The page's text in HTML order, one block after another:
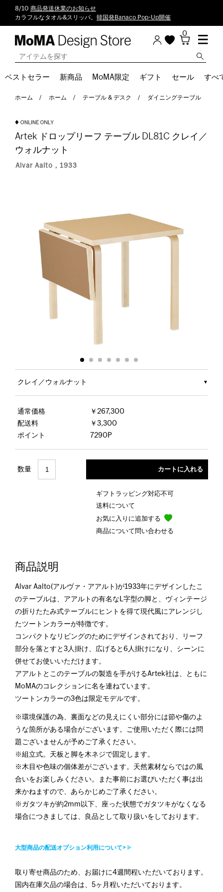
8/10 商品発送休業のお知らせ
カラフルなタオル&スリッパ。 韓国発Banaco Pop-Up開催
0
ベストセラー 新商品 MoMA限定 ギフト セール すべ
ホーム ホーム テーブル & デスク ダイニングテーブル
Artek ドロップリーフ テーブル DL81C クレイ／
ウォルナット
Alvar Aalto，1933
クレイ／ウォルナット
通常価格
￥267,300
配送料
￥3,300
ポイント
7290P
数量
ギフトラッピング対応不可
送料について
お気に入りに追加する
商品について問い合わせる
商品説明
Alvar Aalto(アルヴァ・アアルト)が1933年にデザインしたこ
のテーブルは、アアルトの有名なL字型の脚と、ヴィンテージ
の折りたたみ式テーブルにヒントを得て現代風にアレンジし
たツートンカラーが特徴です。
コンパクトなリビングのためにデザインされており、リーフ
部分を落とすと3人掛け、広げると6人掛けになり、シーンに
併せてお使いいただけます。
アアルトとこのテーブルの製造を手がけるArtek社は、ともに
MoMAのコレクションに名を連ねています。
ツートンカラーの3色は限定モデルです。
※環境保護の為、裏面などの見えにくい部分には節や傷のよ
うな箇所がある場合がございます。ご使用いただく際には問
題ございませんが予めご了承ください。
※組立式。天板と脚を木ネジで固定します。
※木目や色味の個体差がございます。天然素材ならではの風
合いをお楽しみください。また事前にお選びいただく事は出
来かねますので、あらかじめご了承ください。
※ガタツキが約2mm以下、座った状態でガタツキがなくなる
場合につきましては、良品として取り扱いをしております。
大型商品の配送オプション利用について>
取り寄せ商品のため、お届けに4週間程いただいております。
国内在庫欠品の場合は、5ヶ月程いただいております。